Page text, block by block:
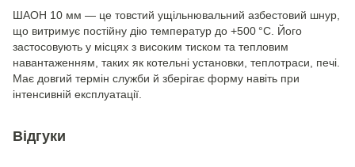
ШАОН 10 мм — це товстий ущільнювальний азбестовий шнур,
що витримує постійну дію температур до +500 °C. Його
застосовують у місцях з високим тиском та тепловим
навантаженням, таких як котельні установки, теплотраси, печі.
Має довгий термін служби й зберігає форму навіть при
інтенсивній експлуатації.
Відгуки